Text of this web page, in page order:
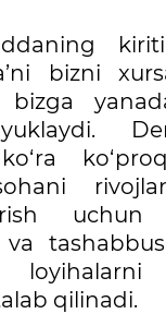
bizni
yuklaydi.
uchun
va
qilinadi.